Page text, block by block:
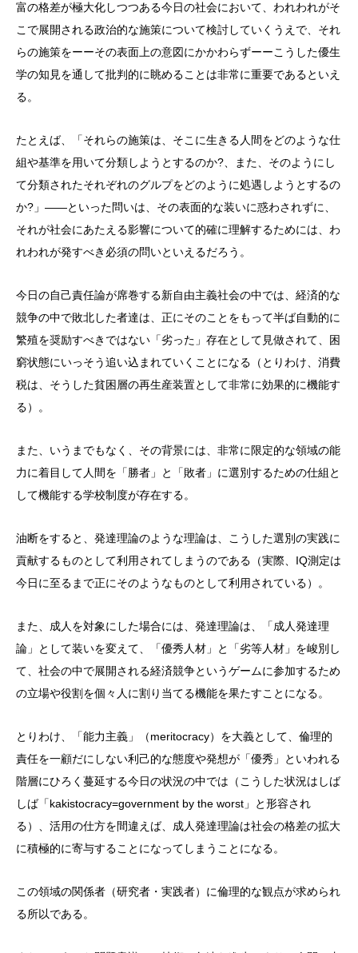
富の格差が極大化しつつある今日の社会において、われわれがそ
こで展開される政治的な施策について検討していくうえで、それ
らの施策をーーその表面上の意図にかかわらずーーこうした優生
学の知見を通して批判的に眺めることは非常に重要であるといえ
る。
たとえば、「それらの施策は、そこに生きる人間をどのような仕
組や基準を用いて分類しようとするのか?、また、そのようにし
て分類されたそれぞれのグルプをどのように処遇しようとするの
か?」――といった問いは、その表面的な装いに惑わされずに、
それが社会にあたえる影響について的確に理解するためには、わ
れわれが発すべき必須の問いといえるだろう。
今日の自己責任論が席巻する新自由主義社会の中では、経済的な
競争の中で敗北した者達は、正にそのことをもって半ば自動的に
繁殖を奨励すべきではない「劣った」存在として見做されて、困
窮状態にいっそう追い込まれていくことになる（とりわけ、消費
税は、そうした貧困層の再生産装置として非常に効果的に機能す
る）。
また、いうまでもなく、その背景には、非常に限定的な領域の能
力に着目して人間を「勝者」と「敗者」に選別するための仕組と
して機能する学校制度が存在する。
油断をすると、発達理論のような理論は、こうした選別の実践に
貢献するものとして利用されてしまうのである（実際、IQ測定は
今日に至るまで正にそのようなものとして利用されている）。
また、成人を対象にした場合には、発達理論は、「成人発達理
論」として装いを変えて、「優秀人材」と「劣等人材」を峻別し
て、社会の中で展開される経済競争というゲームに参加するため
の立場や役割を個々人に割り当てる機能を果たすことになる。
とりわけ、「能力主義」（meritocracy）を大義として、倫理的
責任を一顧だにしない利己的な態度や発想が「優秀」といわれる
階層にひろく蔓延する今日の状況の中では（こうした状況はしば
しば「kakistocracy=government by the worst」と形容され
る）、活用の仕方を間違えば、成人発達理論は社会の格差の拡大
に積極的に寄与することになってしまうことになる。
この領域の関係者（研究者・実践者）に倫理的な観点が求められ
る所以である。